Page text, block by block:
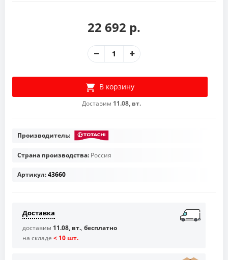
22 692 р.
В корзину
Доставим 11.08, вт.
Производитель:
Страна производства: Россия
Артикул:43660
Доставка
доставим 11.08, вт., бесплатно
на складе < 10 шт.